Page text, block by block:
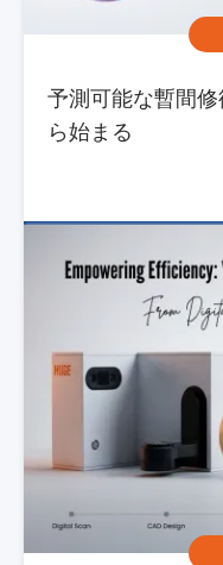
予測可能な暫間
ら始まる